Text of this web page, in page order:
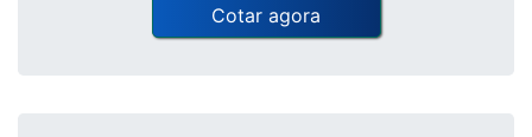
Cotar agora